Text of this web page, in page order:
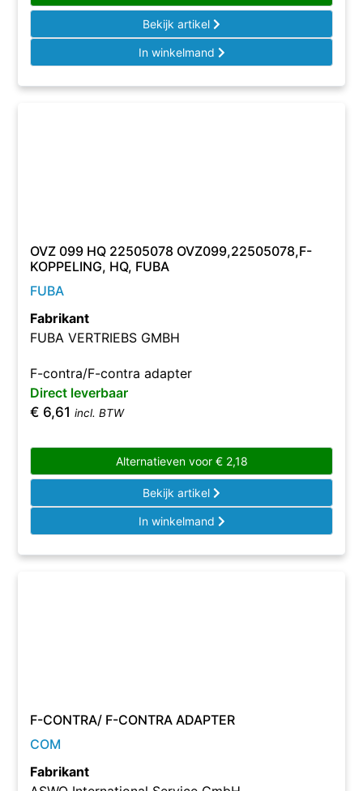
Bekijk artikel
In winkelmand
OVZ 099 HQ 22505078 OVZ099,22505078,F-
KOPPELING, HQ, FUBA
FUBA
Fabrikant
FUBA VERTRIEBS GMBH
F-contra/F-contra adapter
Direct leverbaar
€ 6,61 incl. BTW
Alternatieven voor €2,18
Bekijk artikel
In winkelmand
F-CONTRA/ F-CONTRA ADAPTER
COM
Fabrikant